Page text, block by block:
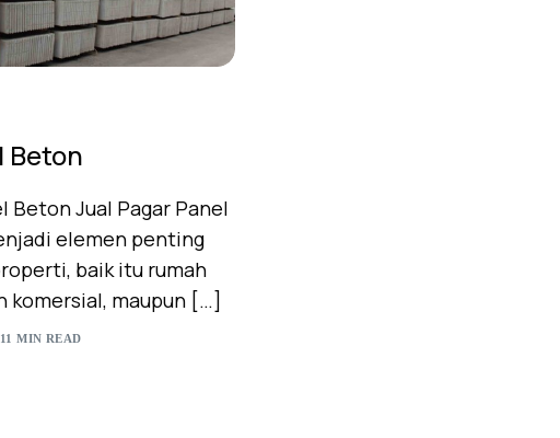
Beton
Beton Jual Pagar Panel
elemen penting
baik itu rumah
komersial, maupun […]
11 MIN READ